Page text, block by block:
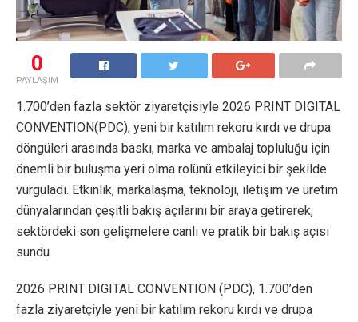
0
PAYLAŞIM
1.700’den fazla sektör ziyaretçisiyle 2026 PRINT DIGITAL
CONVENTION(PDC), yeni bir katılım rekoru kırdı ve drupa
döngüleri arasında baskı, marka ve ambalaj topluluğu için
önemli bir buluşma yeri olma rolünü etkileyici bir şekilde
vurguladı. Etkinlik, markalaşma, teknoloji, iletişim ve üretim
dünyalarından çeşitli bakış açılarını bir araya getirerek,
sektördeki son gelişmelere canlı ve pratik bir bakış açısı
sundu.
2026 PRINT DIGITAL CONVENTION (PDC), 1.700’den
fazla ziyaretçiyle yeni bir katılım rekoru kırdı ve drupa